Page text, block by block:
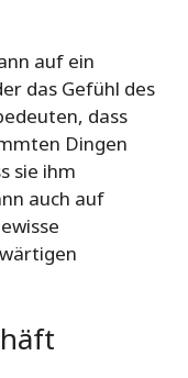
auf ein
das Gefühl des
dass
Dingen
sie ihm
auch auf